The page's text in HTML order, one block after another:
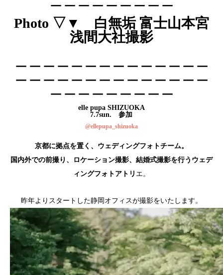
Photo ▽▼ 白無垢 富士山本宮
浅間大社撮影
elle pupa SHIZUOKA
7.7sun. 参加
@ellepupa_shizuoka
京都に拠点を置く、ウェディングフォトチーム。
国内外での前撮り、ロケーション撮影、結婚式撮影を行うウェデ
ィングフォトアトリ エ。
昨年よりスタートした静岡オフィスが撮影をいたします。